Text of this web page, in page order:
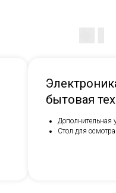
бытовая
Дополнительная
Стол для